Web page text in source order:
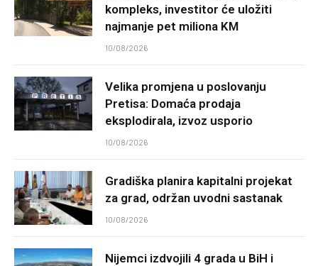
kompleks, investitor će uložiti
najmanje pet miliona KM
10/08/2026
Velika promjena u poslovanju
Pretisa: Domaća prodaja
eksplodirala, izvoz usporio
10/08/2026
Gradiška planira kapitalni projekat
za grad, održan uvodni sastanak
10/08/2026
Nijemci izdvojili 4 grada u BiH i